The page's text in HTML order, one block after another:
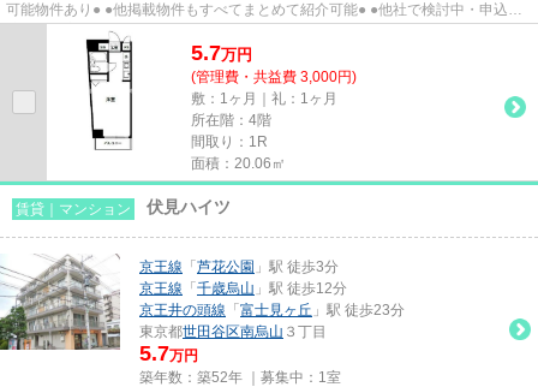
可能物件あり● ●他掲載物件もすべてまとめて紹介可能● ●他社で検討中・申込み
済みのお客様、初期費用がさ...
5.7万円
(管理費・共益費 3,000円)
敷：1ヶ月｜礼：1ヶ月
所在階：4階
間取り：1R
面積：20.06㎡
賃貸｜マンション 伏見ハイツ
京王線 「 芦花公園 」駅 徒歩3分
京王線 「 千歳烏山 」駅 徒歩12分
京王井の頭線 「 富士見ヶ丘 」駅 徒歩23分
東京都世田谷区南烏山 ３丁目
5.7万円
築年数：築52年 ｜募集中： 1室